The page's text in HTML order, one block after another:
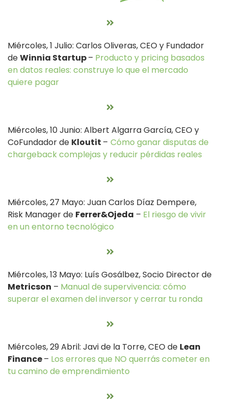
Miércoles, 1 Julio: Carlos Oliveras, CEO y Fundador
deWinnia Startup– Producto y pricing basados
en datos reales: construye lo que el mercado
quiere pagar
Miércoles, 10 Junio: Albert Algarra García, CEO y
CoFundador de Kloutit – Cómo ganar disputas de
chargeback complejas y reducir pérdidas reales
Miércoles, 27 Mayo: Juan Carlos Díaz Dempere,
Risk Manager de Ferrer&Ojeda – El riesgo de vivir
en un entorno tecnológico
Miércoles, 13 Mayo: Luís Gosálbez, Socio Director de
Metricson – Manual de supervivencia: cómo
superar el examen del inversor y cerrar tu ronda
Miércoles, 29 Abril: Javi de la Torre, CEO de Lean
Finance– Los errores que NO querrás cometer en
tu camino de emprendimiento